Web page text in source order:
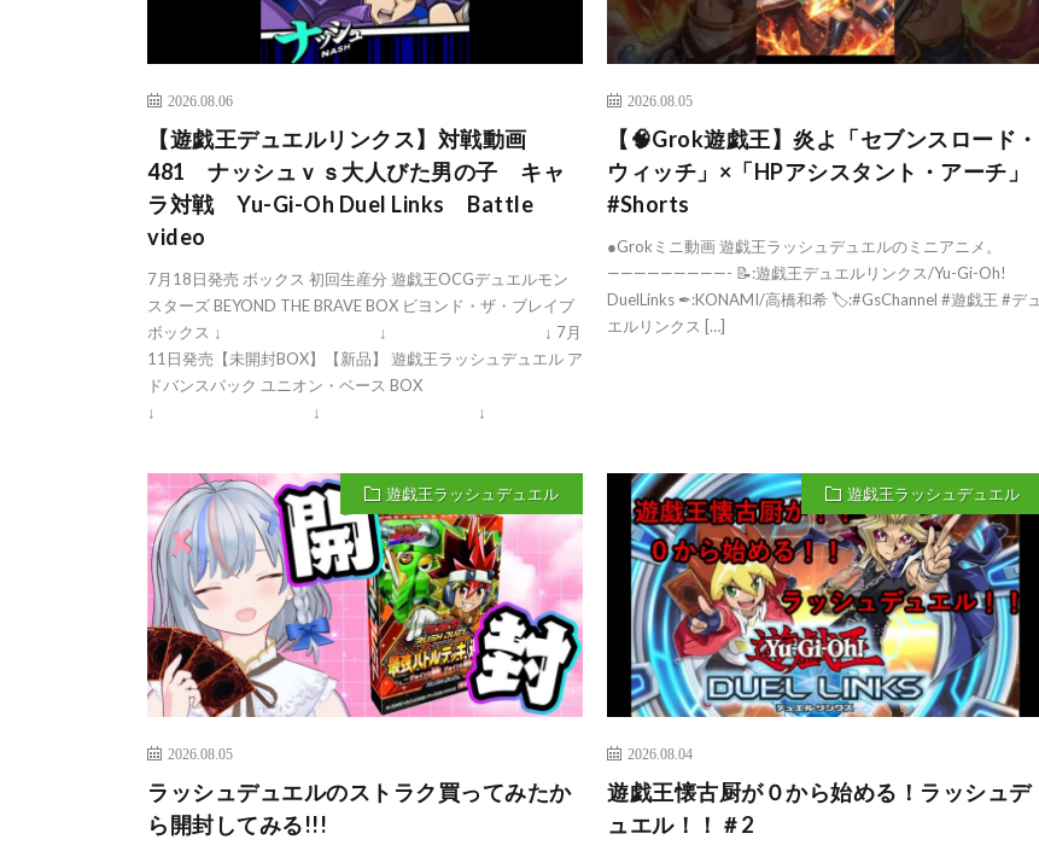
2026.08.06
【遊戯王デュエルリンクス】対戦動画
481 ナッシュｖｓ大人びた男の子 キャ
ラ対戦 Yu-Gi-Oh Duel Links Battle
video
7月18日発売 ボックス 初回生産分 遊戯王OCGデュエルモン
スターズ BEYOND THE BRAVE BOX ビヨンド・ザ・ブレイブ
ボックス ↓ ↓ ↓ 7月
11日発売【未開封BOX】【新品】 遊戯王ラッシュデュエル ア
ドバンスパック ユニオン・ベース BOX
↓ ↓ ↓
2026.08.05
【🧠Grok遊戯王】炎よ「セブンスロード・
ウィッチ」×「HPアシスタント・アーチ」
#Shorts
●Grokミニ動画 遊戯王ラッシュデュエルのミニアニメ。
—————————- 📝:遊戯王デュエルリンクス/Yu-Gi-Oh!
DuelLinks ✒:KONAMI/高橋和希 🏷️:#GsChannel #遊戯王 #デュ
エルリンクス […]
遊戯王ラッシュデュエル
2026.08.05
ラッシュデュエルのストラク買ってみたか
ら開封してみる!!!
遊戯王ラッシュデュエル
2026.08.04
遊戯王懐古厨が０から始める！ラッシュデ
ュエル！！＃2